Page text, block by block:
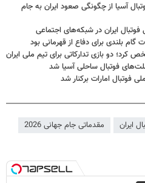
آسیا از چگونگی صعود ایران به جام
ایران در شبکه‌های اجتماعی
گام بلندی برای دفاع از قهرمانی بود
کرد؛ دو بازی تدارکاتی برای تیم ملی ایران
فوتبال ساحلی آسیا شد
فوتبال امارات برکنار شد
ایران مقدماتی جام جهانی 2026